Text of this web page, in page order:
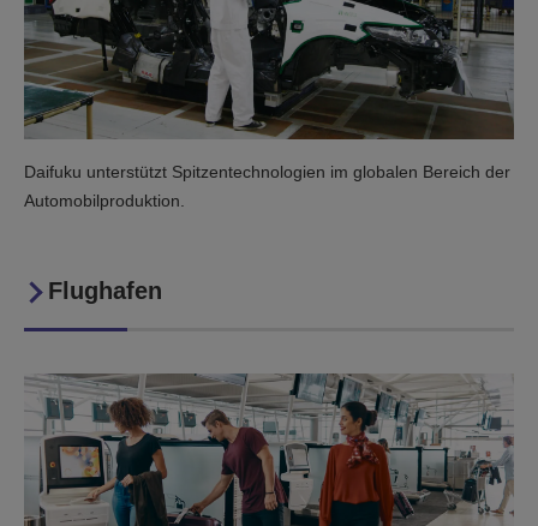
Daifuku unterstützt Spitzentechnologien im globalen Bereich der
Automobilproduktion.
Flughafen